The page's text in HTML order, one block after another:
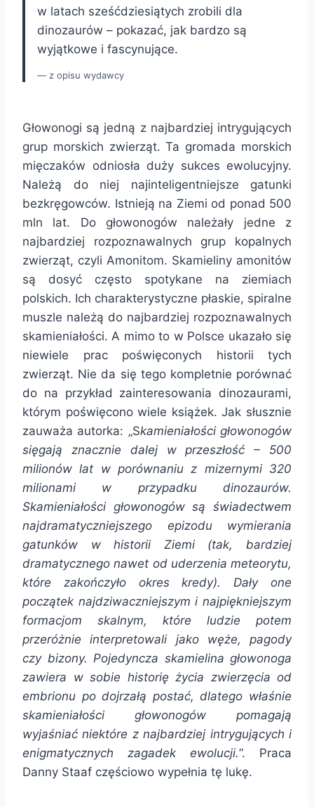
w latach sześćdziesiątych zrobili dla
dinozaurów – pokazać, jak bardzo są
wyjątkowe i fascynujące.
z opisu wydawcy
Głowonogi są jedną z najbardziej intrygujących
grup morskich zwierząt. Ta gromada morskich
mięczaków odniosła duży sukces ewolucyjny.
Należą do niej najinteligentniejsze gatunki
bezkręgowców. Istnieją na Ziemi od ponad 500
mln lat. Do głowonogów należały jedne z
najbardziej rozpoznawalnych grup kopalnych
zwierząt, czyli Amonitom. Skamieliny amonitów
są dosyć często spotykane na ziemiach
polskich. Ich charakterystyczne płaskie, spiralne
muszle należą do najbardziej rozpoznawalnych
skamieniałości. A mimo to w Polsce ukazało się
niewiele prac poświęconych historii tych
zwierząt. Nie da się tego kompletnie porównać
do na przykład zainteresowania dinozaurami,
którym poświęcono wiele książek. Jak słusznie
zauważa autorka: „Skamieniałości głowonogów
sięgają znacznie dalej w przeszłość – 500
milionów lat w porównaniu z mizernymi 320
milionami w przypadku dinozaurów.
Skamieniałości głowonogów są świadectwem
najdramatyczniejszego epizodu wymierania
gatunków w historii Ziemi (tak, bardziej
dramatycznego nawet od uderzenia meteorytu,
które zakończyło okres kredy). Dały one
początek najdziwaczniejszym i najpiękniejszym
formacjom skalnym, które ludzie potem
przeróżnie interpretowali jako węże, pagody
czy bizony. Pojedyncza skamielina głowonoga
zawiera w sobie historię życia zwierzęcia od
embrionu po dojrzałą postać, dlatego właśnie
skamieniałości głowonogów pomagają
wyjaśniać niektóre z najbardziej intrygujących i
enigmatycznych zagadek ewolucji.”. Praca
Danny Staaf częściowo wypełnia tę lukę.